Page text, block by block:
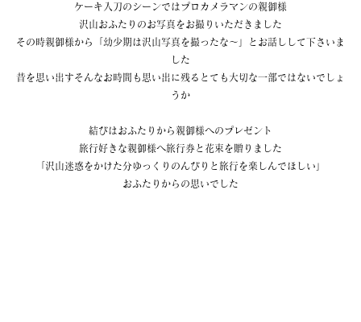
ケーキ入刀のシーンではプロカメラマンの親御様
沢山おふたりのお写真をお撮りいただきました
その時親御様から「幼少期は沢山写真を撮ったな〜」とお話しして下さいま
した
昔を思い出すそんなお時間も思い出に残るとても大切な一部ではないでしょ
うか
結びはおふたりから親御様へのプレゼント
旅行好きな親御様へ旅行券と花束を贈りました
「沢山迷惑をかけた分ゆっくりのんびりと旅行を楽しんでほしい」
おふたりからの思いでした